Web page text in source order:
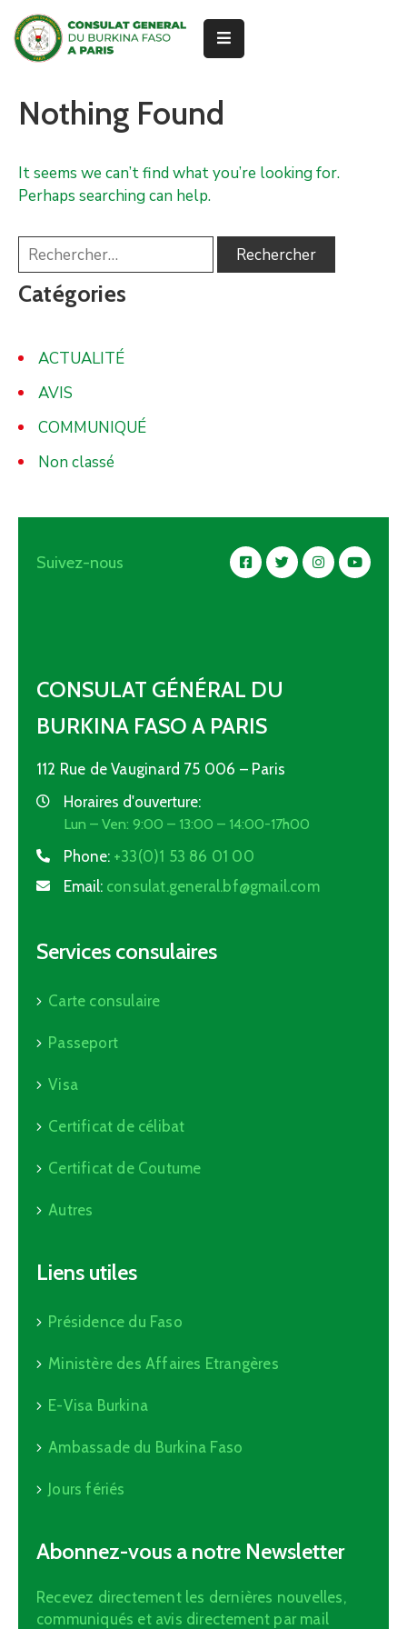
À
SERVICES
CONSULAIRES
ACTUALITÉ
RENDEZ-
Nothing Found
It seems we can’t find what you’re looking for.
Perhaps searching can help.
Catégories
ACTUALITÉ
AVIS
COMMUNIQUÉ
Non classé
Suivez-nous
CONSULAT GÉNÉRAL DU
BURKINA FASO A PARIS
112 Rue de Vauginard 75 006 – Paris
Horaires d'ouverture:
Lun – Ven: 9:00 – 13:00 – 14:00-17h00
Phone: +33(0)1 53 86 01 00
Email: consulat.general.bf@gmail.com
Services consulaires
Carte consulaire
Passeport
Visa
Certificat de célibat
Certificat de Coutume
Autres
Liens utiles
Présidence du Faso
Ministère des Affaires Etrangères
E-Visa Burkina
Ambassade du Burkina Faso
Jours fériés
Abonnez-vous a notre Newsletter
Recevez directement les dernières nouvelles,
communiqués et avis directement par mail